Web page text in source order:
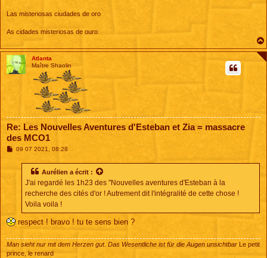
Las misteriosas ciudades de oro
As cidades misteriosas de ouro
Atlanta
Maître Shaolin
Re: Les Nouvelles Aventures d'Esteban et Zia = massacre
des MCO1
M09 07 2021, 08:28
Aurélien a écrit :
J'ai regardé les 1h23 des "Nouvelles aventures d'Esteban à la
recherche des cités d'or ! Autrement dit l'intégralité de cette chose !
Voila voila !
respect ! bravo ! tu te sens bien ?
Man sieht nur mit dem Herzen gut. Das Wesentliche ist für die Augen unsichtbar Le petit
prince, le renard